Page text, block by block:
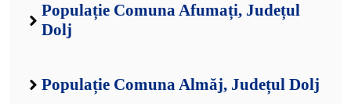
Populație Comuna Afumați, Județul
Dolj
Populație Comuna Almăj, Județul Dolj